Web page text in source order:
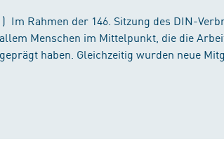
) Im Rahmen der 146. Sitzung des DIN-
Menschen im Mittelpunkt, die die
haben. Gleichzeitig wurden neue